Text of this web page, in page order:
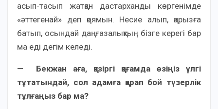
асып-тасып жатқан дастарханды көргенімде
«әттегенай» деп қоямын. Несие алып, қарызға
батып, осындай даңғазалықтың бізге керегі бар
ма еді дегім келеді.
— Бекжан аға, қазіргі қоғамда өзіңіз үлгі
тұтатындай, сол адамға қарап бой түзерлік
тұлғаңыз бар ма?